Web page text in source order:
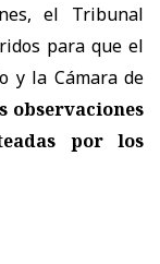
el Tribunal
para que el
y la Cámara de
observaciones
por los